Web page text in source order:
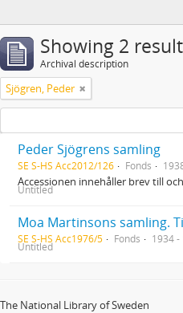
Showing 2
Archival description
Sjögren, Peder
Peder Sjögrens samling
SE S-HS Acc2012/126 Fonds
Accessionen innehåller brev till
Untitled
Moa Martinsons samling.
SE S-HS Acc1976/5 Fonds 1934 -
Untitled
The National Library of Sweden